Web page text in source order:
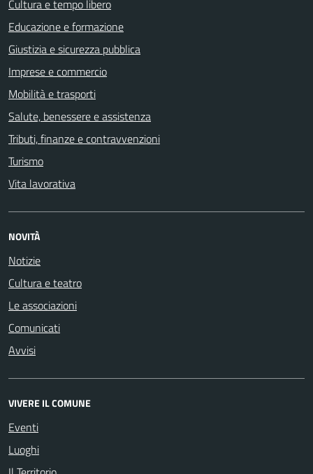
Cultura e tempo libero
Educazione e formazione
Giustizia e sicurezza pubblica
Imprese e commercio
Mobilità e trasporti
Salute, benessere e assistenza
Tributi, finanze e contravvenzioni
Turismo
Vita lavorativa
NOVITÀ
Notizie
Cultura e teatro
Le associazioni
Comunicati
Avvisi
VIVERE IL COMUNE
Eventi
Luoghi